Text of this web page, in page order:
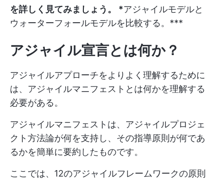
を詳しく見てみましょう。 *アジャイルモデルと
ウォーターフォールモデルを比較する。 ***
アジャイル宣言とは何か？
アジャイルアプローチをよりよく理解するために
は、アジャイルマニフェストとは何かを理解する
必要がある。
アジャイルマニフェストは、アジャイルプロジェ
クト方法論が何を支持し、その指導原則が何であ
るかを簡単に要約したものです。
ここでは、12のアジャイルフレームワークの原則